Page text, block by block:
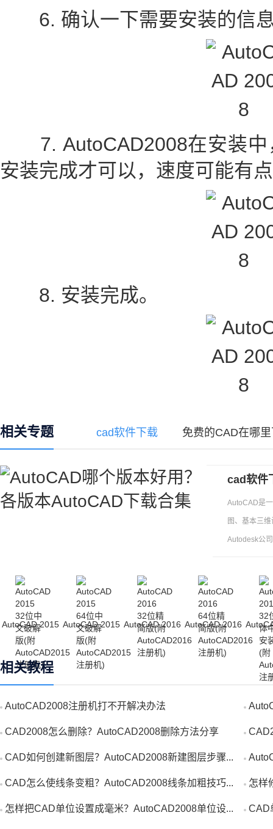
6. 确认一下需要安装的信息
7. AutoCAD2008在安装中
安装完成才可以，速度可能有
8. 安装完成。
相关专题 cad软件下载 免费的CAD在哪
cad软件
AutoCAD是
图、基本三
Autodesk公
AutoCAD 2015 AutoCAD 2015 AutoCAD 2016 AutoCAD 2016
相关教程
AutoCAD2008注册机打不开解决办法
CAD2008怎么删除？AutoCAD2008删除方法分享
CAD如何创建新图层？AutoCAD2008新建图层步骤...
CAD怎么使线条变粗？AutoCAD2008线条加粗技巧... 怎样
怎样把CAD单位设置成毫米？AutoCAD2008单位设... CAD